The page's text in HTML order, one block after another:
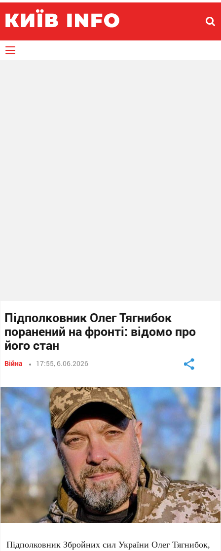
Підполковник Олег Тягнибок
поранений на фронті: відомо про
його стан
Війна 17:55, 6.06.2026
ПідполковникЗбройних сил України Олег Тягнибок,